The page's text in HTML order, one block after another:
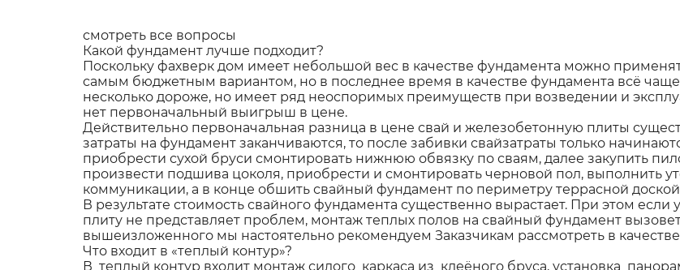
смотреть все вопросы
Какой фундамент лучше подходит?
Поскольку фахверк дом имеет небольшой вес в качестве фундамента можно
самым бюджетным вариантом, но в последнее время в качестве фундамента всё
несколько дороже, но имеет ряд неоспоримых преимуществ при возведении и
нет первоначальный выигрыш в цене.
Действительно первоначальная разница в цене свай и железобетонную плиты
затраты на фундамент заканчиваются, то после забивки свайзатраты только
приобрести сухой бруси смонтировать нижнюю обвязку по сваям, далее закупить
произвести подшива цоколя, приобрести и смонтировать черновой пол, выполнить
коммуникации, а в конце обшить свайный фундамент по периметру террасной
В результате стоимость свайного фундамента существенно вырастает. При этом
плиту не представляет проблем, монтаж теплых полов на свайный фундамент
вышеизложенного мы настоятельно рекомендуем Заказчикам рассмотреть в
Что входит в «теплый контур»?
В теплый контур входит монтаж силого каркаса из клеёного бруса, установка